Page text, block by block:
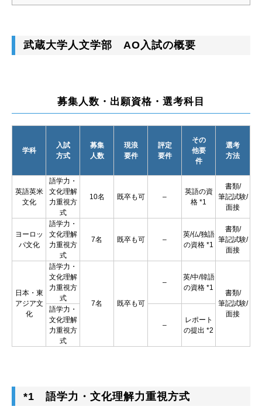
武蔵大学人文学部 AO入試の概要
募集人数・出願資格・選考科目
学科
入試
方式
募集
人数
現浪
要件
評定
要件
その
他要
件
選考
方法
英語英米
文化
語学力・
文化理解
力重視方
式
10名 既卒も可 –
英語の資
格 *1
書類/
筆記試験/
面接
ヨーロッ
パ文化
語学力・
文化理解
力重視方
式
7名 既卒も可 –
英/仏/独語
の資格 *1
書類/
筆記試験/
面接
日本・東
アジア文
化
語学力・
文化理解
力重視方
式
7名 既卒も可
–
英/中/韓語
の資格 *1
書類/
筆記試験/
面接
語学力・
文化理解
力重視方
式
–
レポート
の提出 *2
*1 語学力・文化理解力重視方式